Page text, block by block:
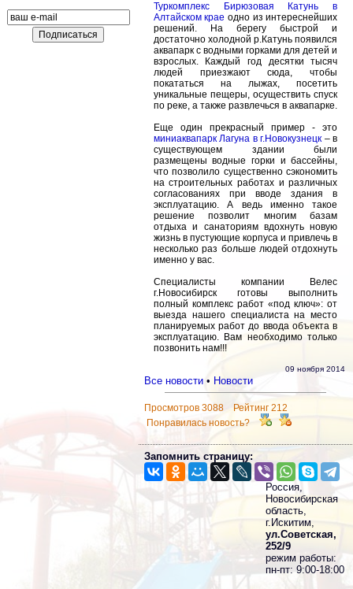
Туркомплекс Бирюзовая Катунь в
Алтайском крае одно из интереснейших
решений. На берегу быстрой и
достаточно холодной р.Катунь появился
аквапарк с водными горками для детей и
взрослых. Каждый год десятки тысяч
людей приезжают сюда, чтобы
покататься на лыжах, посетить
уникальные пещеры, осуществить спуск
по реке, а также развлечься в аквапарке.
Еще один прекрасный пример - это
миниаквапарк Лагуна в г.Новокузнецк – в
существующем здании были
размещены водные горки и бассейны,
что позволило существенно сэкономить
на строительных работах и различных
согласованиях при вводе здания в
эксплуатацию. А ведь именно такое
решение позволит многим базам
отдыха и санаториям вдохнуть новую
жизнь в пустующие корпуса и привлечь в
несколько раз больше людей отдохнуть
именно у вас.
Специалисты компании Велес
г.Новосибирск готовы выполнить
полный комплекс работ «под ключ»: от
выезда нашего специалиста на место
планируемых работ до ввода объекта в
эксплуатацию. Вам необходимо только
позвонить нам!!!
09 ноября 2014
Все новости• Новости
Просмотров 3088 Рейтинг 212
Понравилась новость?
Запомнить страницу:
Россия,
Новосибирская
область,
г.Искитим,
ул.Советская,
252/9
режим работы:
пн-пт: 9:00-18:00